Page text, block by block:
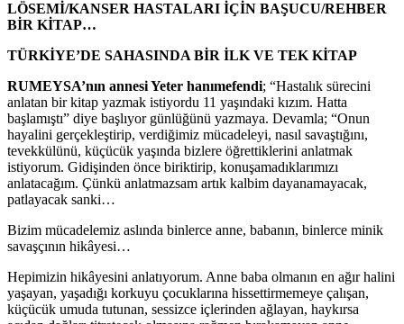
LÖSEMİ/KANSER HASTALARI İÇİN BAŞUCU/REHBER
BİR KİTAP…
TÜRKİYE’DE SAHASINDA BİR İLK VE TEKKİTAP
RUMEYSA’nın annesi Yeter hanımefendi; “Hastalık sürecini
anlatan bir kitap yazmak istiyordu 11 yaşındaki kızım. Hatta
başlamıştı” diye başlıyor günlüğünü yazmaya. Devamla; “Onun
hayalini gerçekleştirip, verdiğimiz mücadeleyi, nasıl savaştığını,
tevekkülünü, küçücük yaşında bizlere öğrettiklerini anlatmak
istiyorum. Gidişinden önce biriktirip, konuşamadıklarımızı
anlatacağım. Çünkü anlatmazsam artık kalbim dayanamayacak,
patlayacak sanki…
Bizim mücadelemiz aslında binlerce anne, babanın, binlerce minik
savaşçının hikâyesi…
Hepimizin hikâyesini anlatıyorum. Anne baba olmanın en ağır halini
yaşayan, yaşadığı korkuyu çocuklarına hissettirmemeye çalışan,
küçücük umuda tutunan, sessizce içlerinden ağlayan, haykırsa